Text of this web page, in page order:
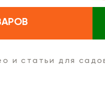
и статьи для